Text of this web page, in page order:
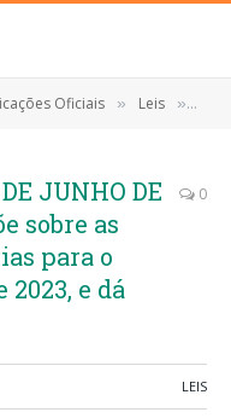
Oficiais » Leis »
JUNHO DE
sobre as
para o
e dá
0
LEIS